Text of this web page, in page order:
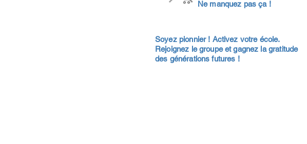
Ne manquez pas ça !
Soyez pionnier ! Activez votre école.
Rejoignez le groupe et gagnez la gratitude
des générations futures !